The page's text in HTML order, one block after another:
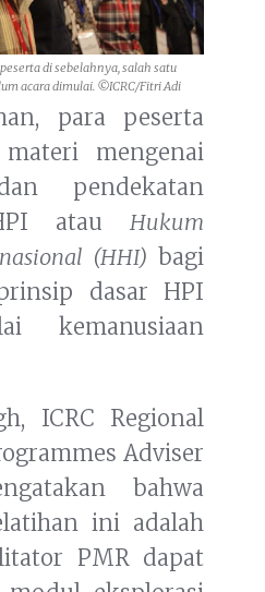
di sebelahnya, salah satu
acara dimulai. ©ICRC/Fitri Adi
para peserta
mengenai
pendekatan
atau Hukum
(HHI) bagi
dasar HPI
kemanusiaan
ICRC Regional
Adviser
bahwa
ini adalah
PMR dapat